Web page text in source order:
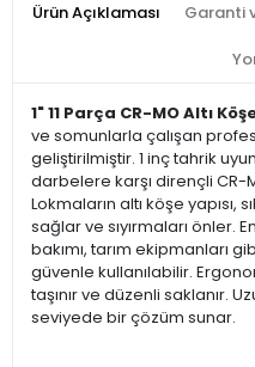
Ürün Açıklaması Garanti
1" 11 Parça CR-MO Altı
ve somunlarla çalışan
geliştirilmiştir. 1 inç tahrik
darbelere karşı dirençli CR-
Lokmaların altı köşe
sağlar ve sıyırmaları önler.
bakımı, tarım ekipmanları
güvenle kullanılabilir.
taşınır ve düzenli saklanır.
seviyede bir çözüm sunar.